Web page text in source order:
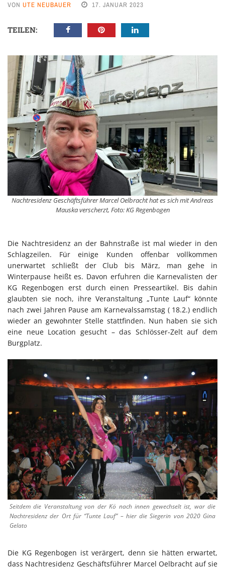
VON UTE NEUBAUER 17. JANUAR 2023
TEILEN:
Nachtresidenz Geschäftsführer Marcel Oelbracht hat es sich mit Andreas
Mauska verscherzt, Foto: KG Regenbogen
Die Nachtresidenz an der Bahnstraße ist mal wieder in den
Schlagzeilen. Für einige Kunden offenbar vollkommen
unerwartet schließt der Club bis März, man gehe in
Winterpause heißt es. Davon erfuhren die Karnevalisten der
KG Regenbogen erst durch einen Presseartikel. Bis dahin
glaubten sie noch, ihre Veranstaltung „Tunte Lauf“ könnte
nach zwei Jahren Pause am Karnevalssamstag ( 18.2.) endlich
wieder an gewohnter Stelle stattfinden. Nun haben sie sich
eine neue Location gesucht – das Schlösser-Zelt auf dem
Burgplatz.
Seitdem die Veranstaltung von der Kö nach innen gewechselt ist, war die
Nachtresidenz der Ort für “Tunte Lauf” – hier die Siegerin von 2020 Gina
Gelato
Die KG Regenbogen ist verärgert, denn sie hätten erwartet,
dass Nachtresidenz Geschäftsführer Marcel Oelbracht auf sie